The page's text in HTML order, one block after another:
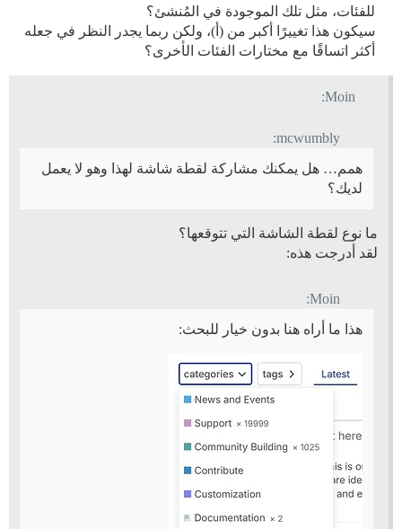
للفئات، مثل تلك الموجودة في المُنشئ؟
سيكون هذا تغييرًا أكبر من (أ)، ولكن ربما يجدر النظر في جعله
أكثر اتساقًا مع مختارات الفئات الأخرى؟
Moin:
mcwumbly:
همم… هل يمكنك مشاركة لقطة شاشة لهذا وهو لا يعمل
لديك؟
ما نوع لقطة الشاشة التي تتوقعها؟
لقد أدرجت هذه:
Moin:
هذا ما أراه هنا بدون خيار للبحث: